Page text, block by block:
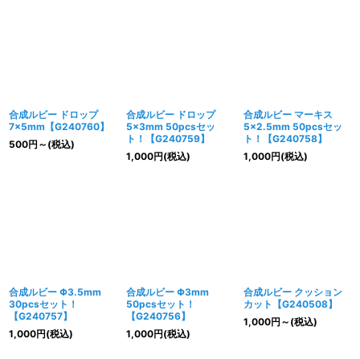
合成ルビー ドロップ
7×5mm【G240760】
500円 ～ (税込)
合成ルビー ドロップ
5×3mm 50pcsセッ
ト！【G240759】
1,000円(税込)
合成ルビー マーキス
5×2.5mm 50pcsセッ
ト！【G240758】
1,000円(税込)
合成ルビー Φ3.5mm
30pcsセット！
【G240757】
1,000円(税込)
合成ルビー Φ3mm
50pcsセット！
【G240756】
1,000円(税込)
合成ルビー クッション
カット【G240508】
1,000円 ～ (税込)